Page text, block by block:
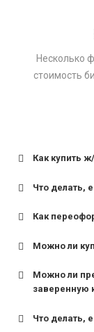
Несколько
стоимость
Как купить
Что делать,
Как
Можно ли
Можно ли
заверенную
Что делать,